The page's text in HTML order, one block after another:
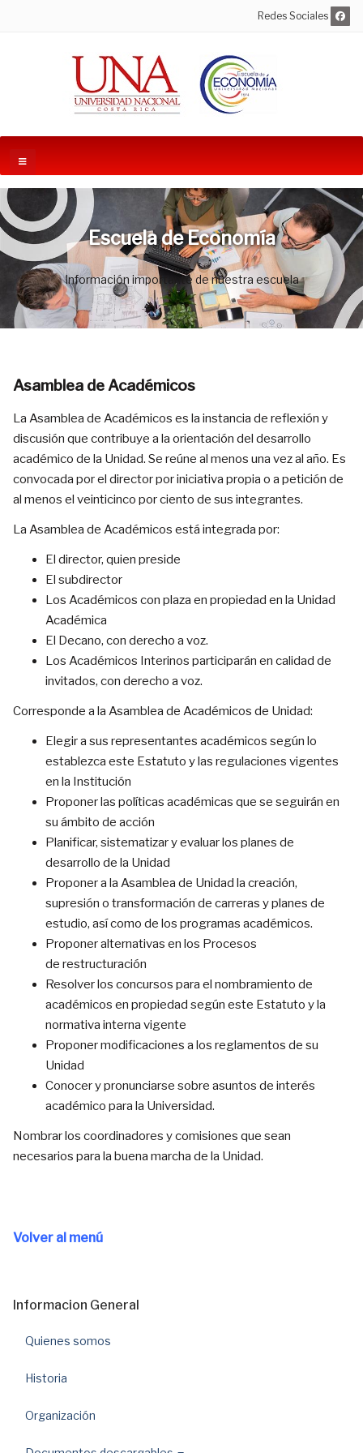
Redes Sociales
Escuela de Economía
Información importante de nuestra escuela
Asamblea de Académicos
La Asamblea de Académicos es la instancia de reflexión y
discusión que contribuye a la orientación del desarrollo
académico de la Unidad. Se reúne al menos una vez al año. Es
convocada por el director por iniciativa propia o a petición de
al menos el veinticinco por ciento de sus integrantes.
La Asamblea de Académicos está integrada por:
El director, quien preside
El subdirector
Los Académicos con plaza en propiedad en la Unidad
Académica
El Decano, con derecho a voz.
Los Académicos Interinos participarán en calidad de
invitados, con derecho a voz.
Corresponde a la Asamblea de Académicos de Unidad:
Elegir a sus representantes académicos según lo
establezca este Estatuto y las regulaciones vigentes
en la Institución
Proponer las políticas académicas que se seguirán en
su ámbito de acción
Planificar, sistematizar y evaluar los planes de
desarrollo de la Unidad
Proponer a la Asamblea de Unidad la creación,
supresión o transfor­mación de carreras y planes de
estudio, así como de los programas académicos.
Proponer alternativas en los Procesos
de restructuración
Resolver los concursos para el nombramiento de
académicos en propiedad según este Estatuto y la
normativa interna vigente
Proponer modificaciones a los reglamentos de su
Unidad
Conocer y pronunciarse sobre asuntos de interés
académico para la Universidad.
Nombrar los coordinadores y comisiones que sean
necesarios para la buena marcha de la Unidad.
Volver al menú
Informacion General
Quienes somos
Historia
Organización